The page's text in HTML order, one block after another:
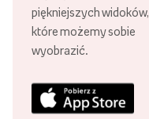
piękniejszych widoków,
które możemy sobie
wyobrazić.